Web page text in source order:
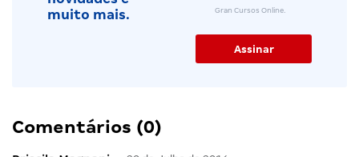
muito mais.
Gran Cursos Online.
Comentários (0)